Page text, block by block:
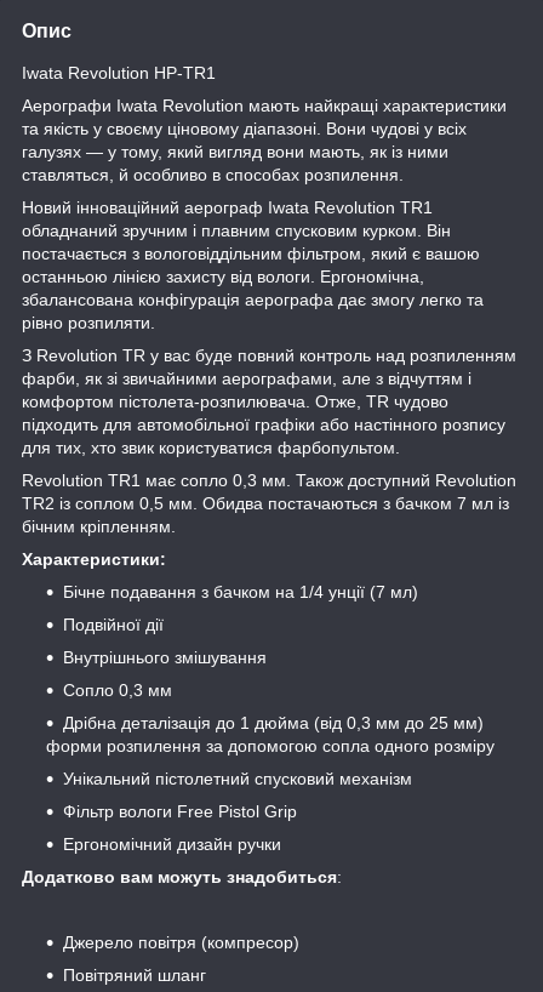
Опис
Iwata Revolution HP-TR1
Аерографи Iwata Revolution мають найкращі характеристики
та якість у своєму ціновому діапазоні. Вони чудові у всіх
галузях — у тому, який вигляд вони мають, як із ними
ставляться, й особливо в способах розпилення.
Новий інноваційний аерограф Iwata Revolution TR1
обладнаний зручним і плавним спусковим курком. Він
постачається з вологовіддільним фільтром, який є вашою
останньою лінією захисту від вологи. Ергономічна,
збалансована конфігурація аерографа дає змогу легко та
рівно розпиляти.
З Revolution TR у вас буде повний контроль над розпиленням
фарби, як зі звичайними аерографами, але з відчуттям і
комфортом пістолета-розпилювача. Отже, TR чудово
підходить для автомобільної графіки або настінного розпису
для тих, хто звик користуватися фарбопультом.
Revolution TR1 має сопло 0,3 мм. Також доступний Revolution
TR2 із соплом 0,5 мм. Обидва постачаються з бачком 7 мл із
бічним кріпленням.
Характеристики:
Бічне подавання з бачком на 1/4 унції (7 мл)
Подвійної дії
Внутрішнього змішування
Сопло 0,3 мм
Дрібна деталізація до 1 дюйма (від 0,3 мм до 25 мм)
форми розпилення за допомогою сопла одного розміру
Унікальний пістолетний спусковий механізм
Фільтр вологи Free Pistol Grip
Ергономічний дизайн ручки
Додатково вам можуть знадобиться:
Джерело повітря (компресор)
Повітряний шланг